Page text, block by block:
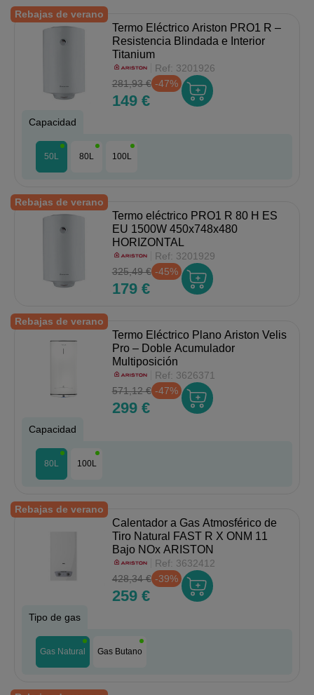
Rebajas de verano
Termo Eléctrico Ariston PRO1 R –
Resistencia Blindada e Interior
Titanium
Ref: 3201926
281,93 € -47%
149 €
Capacidad
50L 80L 100L
Rebajas de verano
Termo eléctrico PRO1 R 80 H ES
EU 1500W 450x748x480
HORIZONTAL
Ref: 3201929
325,49 € -45%
179 €
Rebajas de verano
Termo Eléctrico Plano Ariston Velis
Pro – Doble Acumulador
Multiposición
Ref: 3626371
571,12 € -47%
299 €
Capacidad
80L 100L
Rebajas de verano
Calentador a Gas Atmosférico de
Tiro Natural FAST R X ONM 11
Bajo NOx ARISTON
Ref: 3632412
428,34 € -39%
259 €
Tipo de gas
Gas Natural Gas Butano